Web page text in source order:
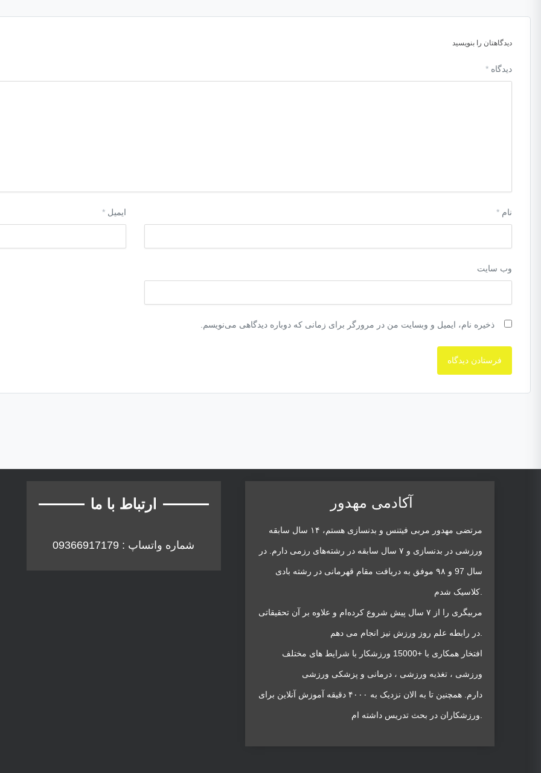
دیدگاهتان را بنویسید
دیدگاه *
نام * ایمیل *
وب‌ سایت
ذخیره نام، ایمیل و وبسایت من در مرورگر برای زمانی که دوباره دیدگاهی می‌نویسم.
آکادمی مهدور
مرتضی مهدور مربی فیتنس و بدنسازی هستم، ۱۴ سال سابقه
ورزشی در بدنسازی و ۷ سال سابقه در رشته‌های رزمی دارم. در
سال 97 و ۹۸ موفق به دریافت مقام قهرمانی در رشته بادی
کلاسیک شدم.
مربیگری را از ۷ سال پیش شروع کرده‌ام و علاوه بر آن تحقیقاتی
در رابطه علم روز ورزش نیز انجام می دهم.
افتخار همکاری با +15000 ورزشکار با شرایط های مختلف
ورزشی ، تغذیه ورزشی ، درمانی و پزشکی ورزشی
دارم. همچنین تا به الان نزدیک به ۴۰۰۰ دقیقه آموزش آنلاین برای
ورزشکاران در بحث تدریس داشته ام.
ارتباط با ما
شماره واتساپ : 09366917179